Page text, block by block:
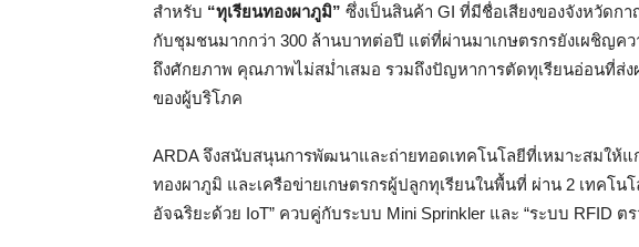
สำหรับ “ทุเรียนทองผาภูมิ” ซึ่งเป็นสินค้า GI ที่มีชื่อเสียงของจังหวัดก
กับชุมชนมากกว่า 300 ล้านบาทต่อปี แต่ที่ผ่านมาเกษตรกรยังเผชิญ
ถึงศักยภาพ คุณภาพไม่สม่ำเสมอ รวมถึงปัญหาการตัดทุเรียนอ่อนที่ส่
ของผู้บริโภค
ARDA จึงสนับสนุนการพัฒนาและถ่ายทอดเทคโนโลยีที่เหมาะสมให้
ทองผาภูมิ และเครือข่ายเกษตรกรผู้ปลูกทุเรียนในพื้นที่ ผ่าน 2 เทคโ
อัจฉริยะด้วย IoT” ควบคู่กับระบบ Mini Sprinkler และ “ระบบ RFID